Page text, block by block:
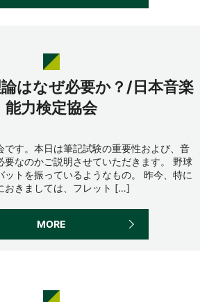
はなぜ必要か？/日本音楽
能力検定協会
です。本日は筆記試験の重要性および、音
要なのかご説明させていただきます。 野球
ットを振っているようなもの。 昨今、特に
おきましては、フレット […]
MORE